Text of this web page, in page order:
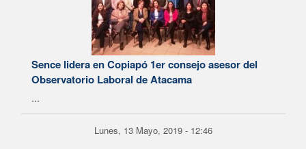
Sence lidera en Copiapó 1er consejo asesor del
Observatorio Laboral de Atacama
...
Lunes, 13 Mayo, 2019 - 12:46